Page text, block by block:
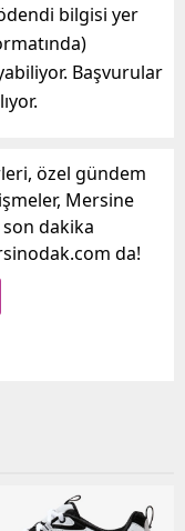
bilgisi yer
Başvurular
özel gündem
Mersine
dakika
da!